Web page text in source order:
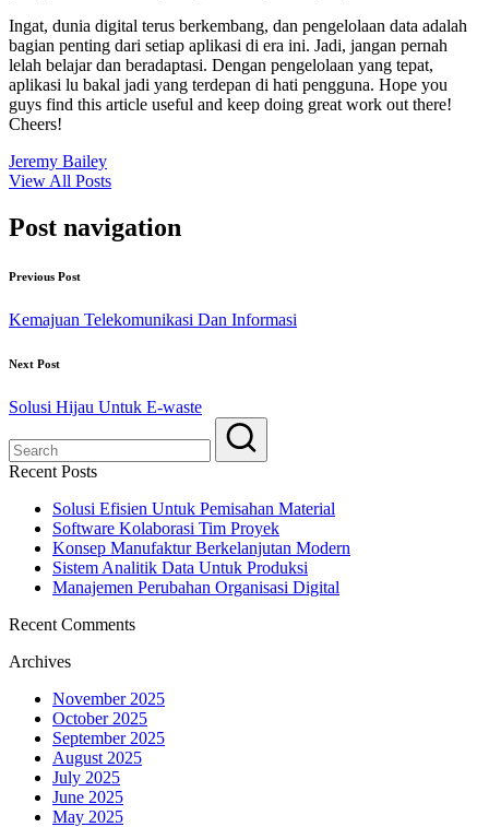
Ingat, dunia digital terus berkembang, dan pengelolaan data adalah
bagian penting dari setiap aplikasi di era ini. Jadi, jangan pernah
lelah belajar dan beradaptasi. Dengan pengelolaan yang tepat,
aplikasi lu bakal jadi yang terdepan di hati pengguna. Hope you
guys find this article useful and keep doing great work out there!
Cheers!
Jeremy Bailey
View All Posts
Post navigation
Previous Post
Kemajuan Telekomunikasi Dan Informasi
Next Post
Solusi Hijau Untuk E-waste
Recent Posts
Solusi Efisien Untuk Pemisahan Material
Software Kolaborasi Tim Proyek
Konsep Manufaktur Berkelanjutan Modern
Sistem Analitik Data Untuk Produksi
Manajemen Perubahan Organisasi Digital
Recent Comments
Archives
November 2025
October 2025
September 2025
August 2025
July 2025
June 2025
May 2025